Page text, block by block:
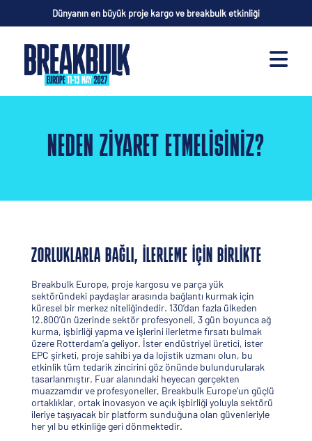
Dünyanın en büyük proje kargo ve breakbulk etkinliği
NEDEN ZIYARET ETMELISINIZ?
ZORLUKLARLA BAĞLI, İLERLEME İÇIN BIRLIKTE
Breakbulk Europe, proje kargosu ve parça yük
sektöründeki paydaşlar arasında bağlantı kurmak için
küresel bir merkez niteliğindedir. 130’dan fazla ülkeden
12.800’ün üzerinde sektör profesyoneli, 3 gün boyunca ağ
kurma, işbirliği yapma ve işlerini ilerletme fırsatı bulmak
üzere Rotterdam’a geliyor. İster endüstriyel üretici, ister
EPC şirketi, proje sahibi ya da lojistik uzmanı olun, bu
etkinlik tüm tedarik zincirini göz önünde bulundurularak
tasarlanmıştır. Fuar alanındaki heyecan gerçekten
muazzamdır ve profesyoneller, Breakbulk Europe’un güçlü
ortaklıklar, ortak inovasyon ve açık işbirliği yoluyla sektörü
ileriye taşıyacak bir platform sunduğuna olan güvenleriyle
her yıl bu etkinliğe geri dönmektedir.